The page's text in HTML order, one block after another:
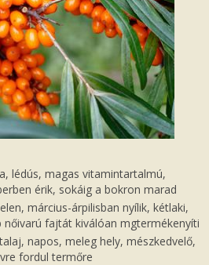
lédús, magas vitamintartalmú,
érik, sokáig a bokron marad
március-árpilisban nyílik, kétlaki,
nőivarú fajtát kiválóan mgtermékenyíti
napos, meleg hely, mészkedvelő,
fordul termőre